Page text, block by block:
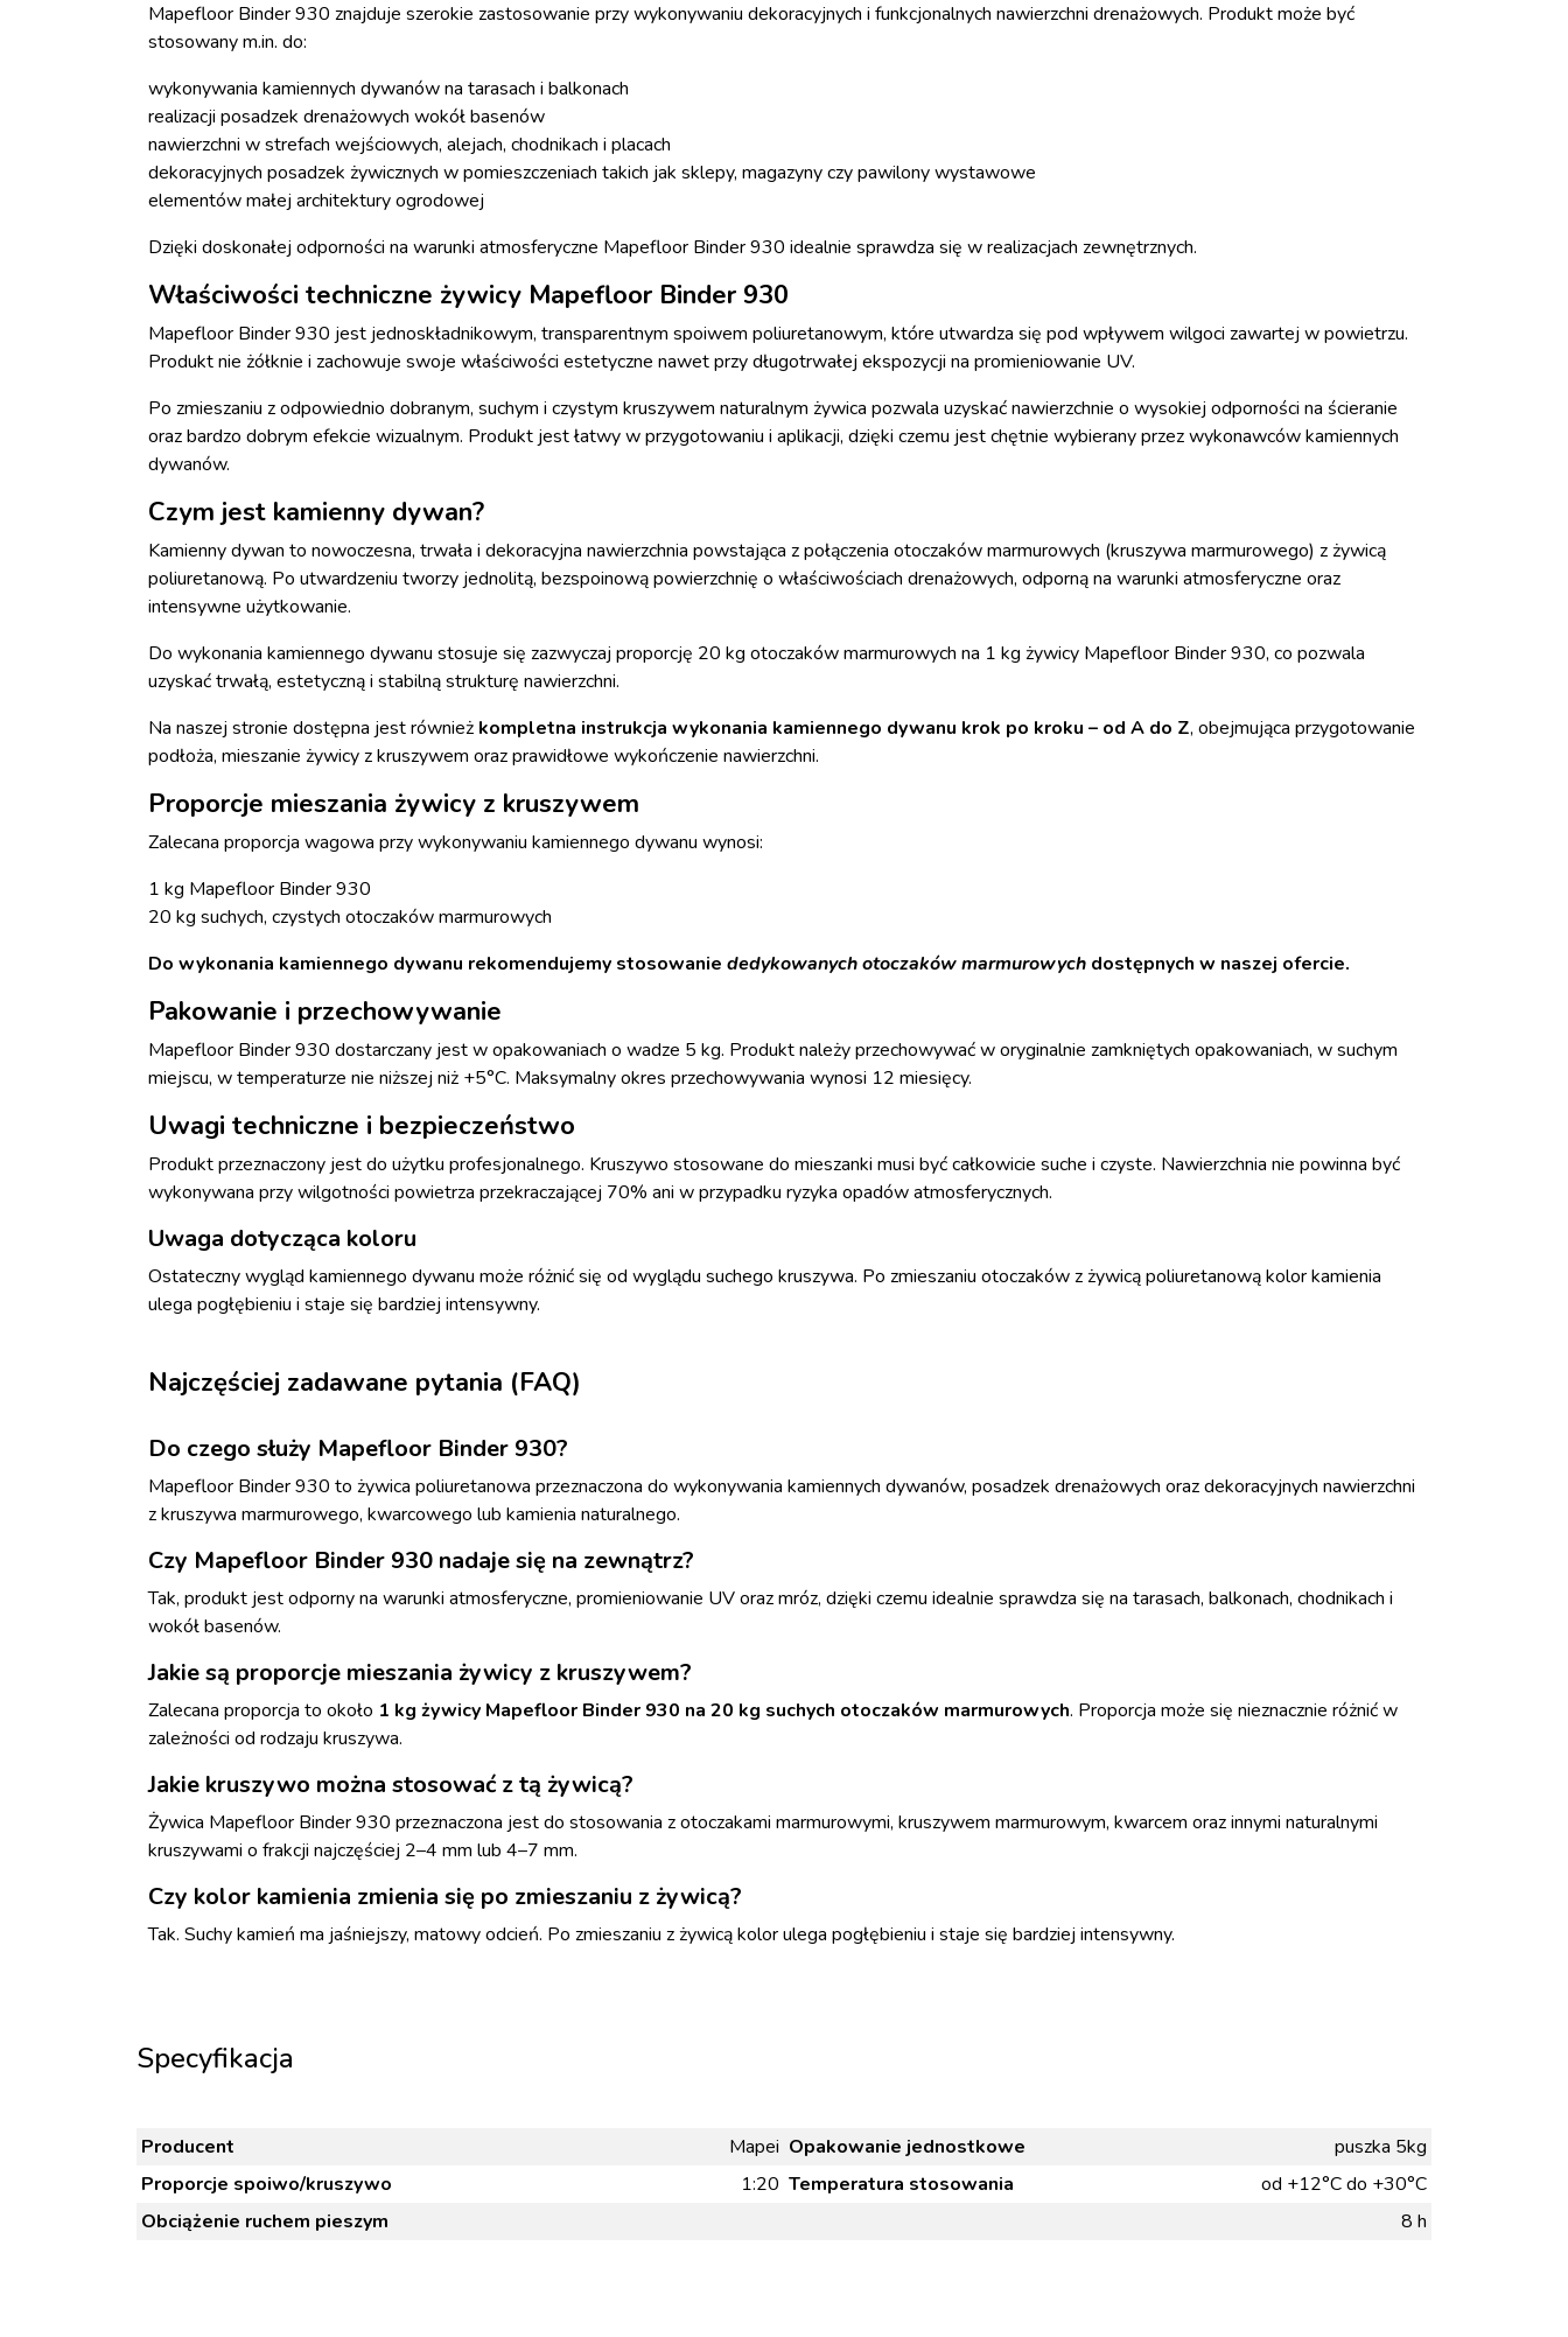
Mapefloor Binder 930 znajduje szerokie zastosowanie przy wykonywaniu dekoracyjnych i funkcjonalnych nawierzchni drenażowych. Produkt może być
stosowany m.in. do:
wykonywania kamiennych dywanów na tarasach i balkonach
realizacji posadzek drenażowych wokół basenów
nawierzchni w strefach wejściowych, alejach, chodnikach i placach
dekoracyjnych posadzek żywicznych w pomieszczeniach takich jak sklepy, magazyny czy pawilony wystawowe
elementów małej architektury ogrodowej
Dzięki doskonałej odporności na warunki atmosferyczne Mapefloor Binder 930 idealnie sprawdza się w realizacjach zewnętrznych.
Właściwości techniczne żywicy Mapefloor Binder 930
Mapefloor Binder 930 jest jednoskładnikowym, transparentnym spoiwem poliuretanowym, które utwardza się pod wpływem wilgoci zawartej w powietrzu.
Produkt nie żółknie i zachowuje swoje właściwości estetyczne nawet przy długotrwałej ekspozycji na promieniowanie UV.
Po zmieszaniu z odpowiednio dobranym, suchym i czystym kruszywem naturalnym żywica pozwala uzyskać nawierzchnie o wysokiej odporności na ścieranie
oraz bardzo dobrym efekcie wizualnym. Produkt jest łatwy w przygotowaniu i aplikacji, dzięki czemu jest chętnie wybierany przez wykonawców kamiennych
dywanów.
Czym jest kamienny dywan?
Kamienny dywan to nowoczesna, trwała i dekoracyjna nawierzchnia powstająca z połączenia otoczaków marmurowych (kruszywa marmurowego) z żywicą
poliuretanową. Po utwardzeniu tworzy jednolitą, bezspoinową powierzchnię o właściwościach drenażowych, odporną na warunki atmosferyczne oraz
intensywne użytkowanie.
Do wykonania kamiennego dywanu stosuje się zazwyczaj proporcję 20 kg otoczaków marmurowych na 1 kg żywicy Mapefloor Binder 930, co pozwala
uzyskać trwałą, estetyczną i stabilną strukturę nawierzchni.
Na naszej stronie dostępna jest również kompletna instrukcja wykonania kamiennego dywanu krok po kroku – od A do Z, obejmująca przygotowanie
podłoża, mieszanie żywicy z kruszywem oraz prawidłowe wykończenie nawierzchni.
Proporcje mieszania żywicy z kruszywem
Zalecana proporcja wagowa przy wykonywaniu kamiennego dywanu wynosi:
1 kg Mapefloor Binder 930
20 kg suchych, czystych otoczaków marmurowych
Do wykonania kamiennego dywanu rekomendujemy stosowanie dedykowanychotoczaków marmurowych dostępnych w naszej ofercie.
Pakowanie i przechowywanie
Mapefloor Binder 930 dostarczany jest w opakowaniach o wadze 5 kg. Produkt należy przechowywać w oryginalnie zamkniętych opakowaniach, w suchym
miejscu, w temperaturze nie niższej niż +5°C. Maksymalny okres przechowywania wynosi 12 miesięcy.
Uwagi techniczne i bezpieczeństwo
Produkt przeznaczony jest do użytku profesjonalnego. Kruszywo stosowane do mieszanki musi być całkowicie suche i czyste. Nawierzchnia nie powinna być
wykonywana przy wilgotności powietrza przekraczającej 70% ani w przypadku ryzyka opadów atmosferycznych.
Uwaga dotycząca koloru
Ostateczny wygląd kamiennego dywanu może różnić się od wyglądu suchego kruszywa. Po zmieszaniu otoczaków z żywicą poliuretanową kolor kamienia
ulega pogłębieniu i staje się bardziej intensywny.
Najczęściej zadawane pytania (FAQ)
Do czego służy Mapefloor Binder 930?
Mapefloor Binder 930 to żywica poliuretanowa przeznaczona do wykonywania kamiennych dywanów, posadzek drenażowych oraz dekoracyjnych nawierzchni
z kruszywa marmurowego, kwarcowego lub kamienia naturalnego.
Czy Mapefloor Binder 930 nadaje się na zewnątrz?
Tak, produkt jest odporny na warunki atmosferyczne, promieniowanie UV oraz mróz, dzięki czemu idealnie sprawdza się na tarasach, balkonach, chodnikach i
wokół basenów.
Jakie są proporcje mieszania żywicy z kruszywem?
Zalecana proporcja to około 1 kg żywicy Mapefloor Binder 930 na 20 kg suchych otoczaków marmurowych. Proporcja może się nieznacznie różnić w
zależności od rodzaju kruszywa.
Jakie kruszywo można stosować z tą żywicą?
Żywica Mapefloor Binder 930 przeznaczona jest do stosowania z otoczakami marmurowymi, kruszywem marmurowym, kwarcem oraz innymi naturalnymi
kruszywami o frakcji najczęściej 2–4 mm lub 4–7 mm.
Czy kolor kamienia zmienia się po zmieszaniu z żywicą?
Tak. Suchy kamień ma jaśniejszy, matowy odcień. Po zmieszaniu z żywicą kolor ulega pogłębieniu i staje się bardziej intensywny.
Specyfikacja
Producent Mapei Opakowanie jednostkowe
puszka 5kg
Proporcje spoiwo/kruszywo
1:20 Temperatura stosowania
od +12°C do +30°C
Obciążenie ruchem pieszym
8 h